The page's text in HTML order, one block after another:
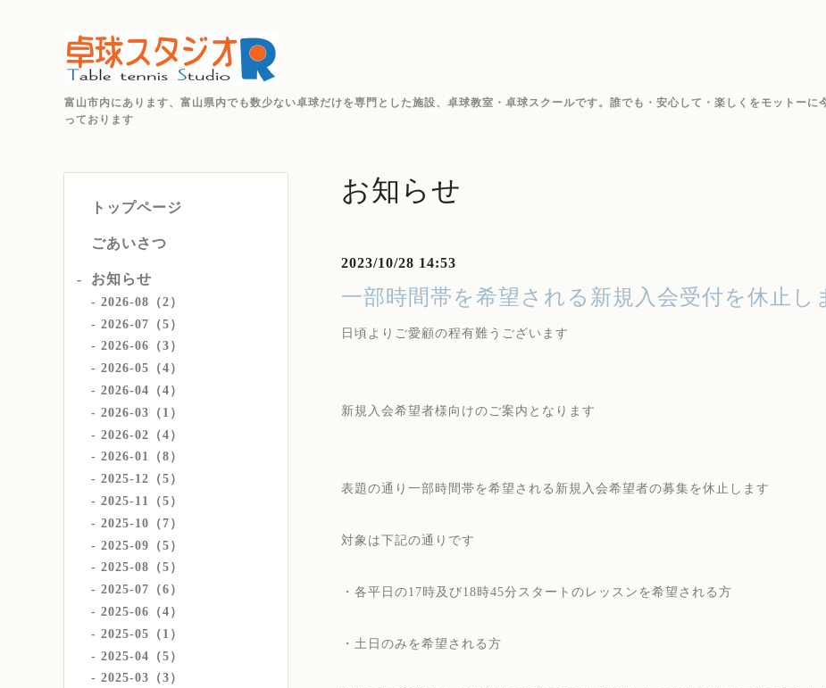
富山市内にあります、富山県内でも数少ない卓球だけを専門とした施設、卓球教室・卓球スクールです。誰でも・安心して・楽しくをモットー
っております
トップページ
ごあいさつ
お知らせ
2026-08（2）
2026-07（5）
2026-06（3）
2026-05（4）
2026-04（4）
2026-03（1）
2026-02（4）
2026-01（8）
2025-12（5）
2025-11（5）
2025-10（7）
2025-09（5）
2025-08（5）
2025-07（6）
2025-06（4）
2025-05（1）
2025-04（5）
2025-03（3）
お知らせ
2023/10/28 14:53
一部時間帯を希望される新規入会受付を休止し
日頃よりご愛顧の程有難うございます
新規入会希望者様向けのご案内となります
表題の通り一部時間帯を希望される新規入会希望者の募集を休止します
対象は下記の通りです
・各平日の17時及び18時45分スタートのレッスンを希望される方
・土日のみを希望される方